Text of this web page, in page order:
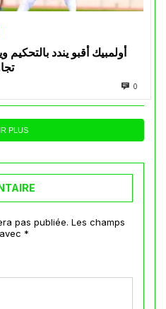
أولمبيك أقبو يندد
0
PLUS
pas publiée. Les champs
*